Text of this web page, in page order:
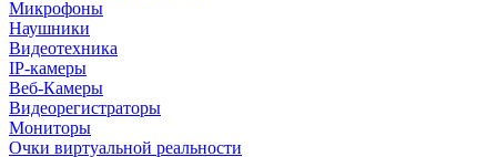
Микрофоны
Наушники
Видеотехника
IP-камеры
Веб-Камеры
Видеорегистраторы
Мониторы
Очки виртуальной реальности